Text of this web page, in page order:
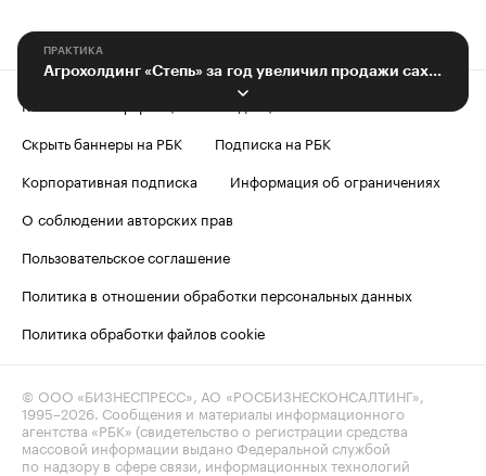
ПРАКТИКА
Контактная информация
Редакция
Скрыть баннеры на РБК
Подписка на РБК
Корпоративная подписка
Информация об ограничениях
О соблюдении авторских прав
Пользовательское соглашение
Политика в отношении обработки персональных данных
Политика обработки файлов cookie
© ООО «БИЗНЕСПРЕСС», АО «РОСБИЗНЕСКОНСАЛТИНГ»,
1995–2026 . Сообщения и материалы информационного
агентства «РБК» (свидетельство о регистрации средства
массовой информации выдано Федеральной службой
по надзору в сфере связи, информационных технологий